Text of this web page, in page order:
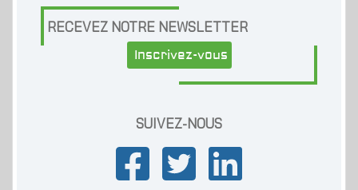
RECEVEZ NOTRE NEWSLETTER
Inscrivez-vous
SUIVEZ-NOUS